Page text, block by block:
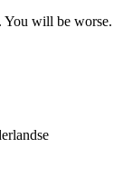
You will be worse.